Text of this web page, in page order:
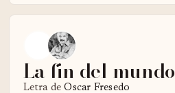
La fin del mundo
Letra deOscar Fresedo